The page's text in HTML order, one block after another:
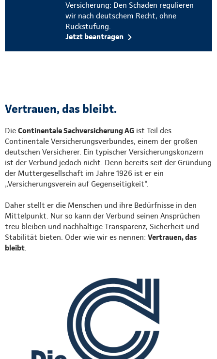
Versicherung: Den Schaden regulieren
wir nach deutschem Recht, ohne
Rückstufung.
Jetzt beantragen
Vertrauen, das bleibt.
Die Continentale Sachversicherung AG ist Teil des
Continentale Versicherungsverbundes, einem der großen
deutschen Versicherer. Ein typischer Versicherungskonzern
ist der Verbund jedoch nicht. Denn bereits seit der Gründung
der Muttergesellschaft im Jahre 1926 ist er ein
„Versicherungsverein auf Gegenseitigkeit".
Daher stellt er die Menschen und ihre Bedürfnisse in den
Mittelpunkt. Nur so kann der Verbund seinen Ansprüchen
treu bleiben und nachhaltige Transparenz, Sicherheit und
Stabilität bieten. Oder wie wir es nennen: Vertrauen, das
bleibt.